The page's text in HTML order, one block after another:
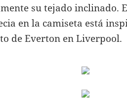
su tejado inclinado.
en la camiseta está
de Everton en Liverpool.